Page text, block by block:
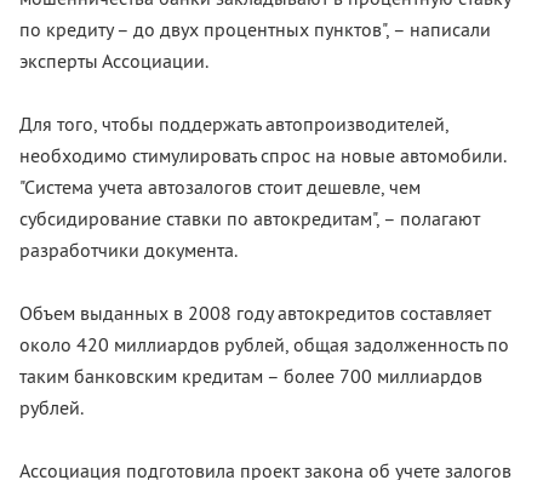
по кредиту – до двух процентных пунктов", – написали
эксперты Ассоциации.
Для того, чтобы поддержать автопроизводителей,
необходимо стимулировать спрос на новые автомобили.
"Система учета автозалогов стоит дешевле, чем
субсидирование ставки по автокредитам", – полагают
разработчики документа.
Объем выданных в 2008 году автокредитов составляет
около 420 миллиардов рублей, общая задолженность по
таким банковским кредитам – более 700 миллиардов
рублей.
Ассоциация подготовила проект закона об учете залогов